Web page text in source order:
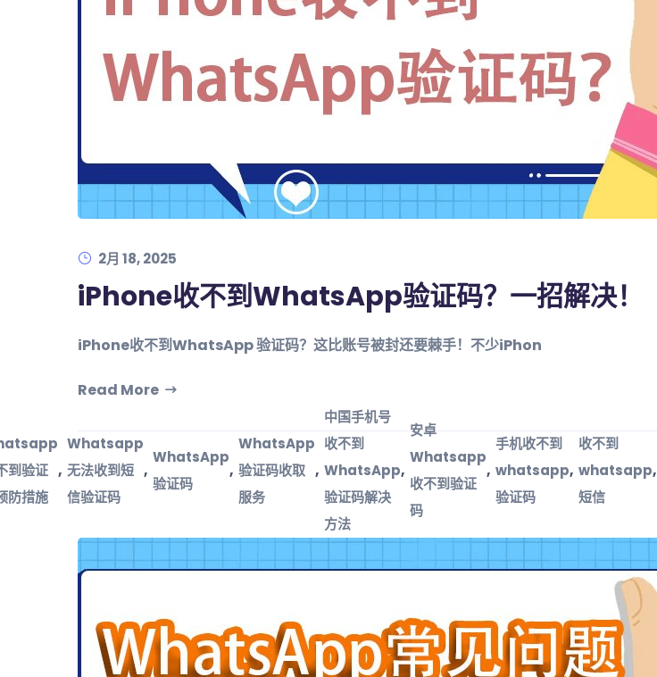
2月 18, 2025
iPhone收不到WhatsApp验证码？一招解决！
iPhone收不到WhatsApp 验证码？这比账号被封还要棘手！不少iPhon
Read More
到验证
防措施
,
Whatsapp
无法收到短
信验证码
,
WhatsApp
验证码
,
WhatsApp
验证码收取
服务
,
中国手机号
收不到
WhatsApp
验证码解决
方法
,
安卓
Whatsapp
收不到验证
码
,
手机收不到
whatsapp
验证码
,
收不到
whatsapp
短信
,